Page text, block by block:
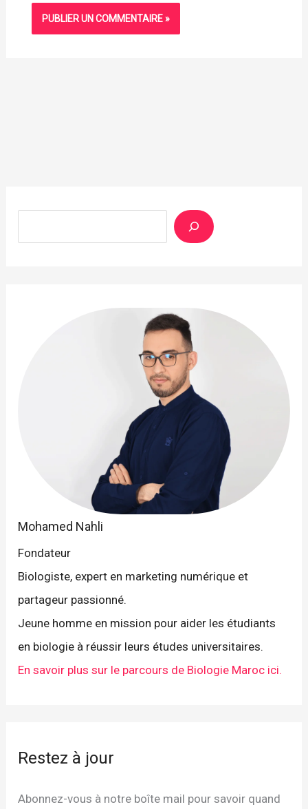
Mohamed Nahli
Fondateur
Biologiste, expert en marketing numérique et
partageur passionné.
Jeune homme en mission pour aider les étudiants
en biologie à réussir leurs études universitaires.
En savoir plus sur le parcours de Biologie Maroc ici.
Restez à jour
Abonnez-vous à notre boîte mail pour savoir quand